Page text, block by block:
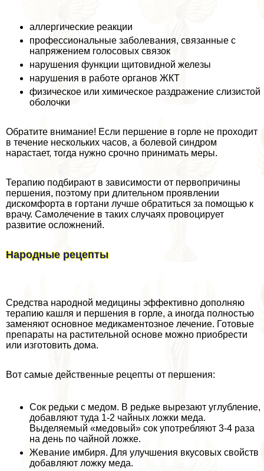
аллергические реакции
профессиональные заболевания, связанные с
напряжением голосовых связок
нарушения функции щитовидной железы
нарушения в работе органов ЖКТ
физическое или химическое раздражение слизистой
оболочки
Обратите внимание! Если першение в горле не проходит
в течение нескольких часов, а болевой синдром
нарастает, тогда нужно срочно принимать меры.
Терапию подбирают в зависимости от первопричины
першения, поэтому при длительном проявлении
дискомфорта в гортани лучше обратиться за помощью к
врачу. Самолечение в таких случаях провоцирует
развитие осложнений.
Народные рецепты
Средства народной медицины эффективно дополняю
терапию кашля и першения в горле, а иногда полностью
заменяют основное медикаментозное лечение. Готовые
препараты на растительной основе можно приобрести
или изготовить дома.
Вот самые действенные рецепты от першения:
Сок редьки с медом. В редьке вырезают углубление,
добавляют туда 1-2 чайных ложки меда.
Выделяемый «медовый» сок употрeбляют 3-4 раза
на день по чайной ложке.
Жевание имбиря. Для улучшения вкусовых свойств
добавляют ложку меда.